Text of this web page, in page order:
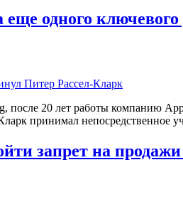
еще одного ключевого
после 20 лет работы компанию
принимал непосредственное
запрет на